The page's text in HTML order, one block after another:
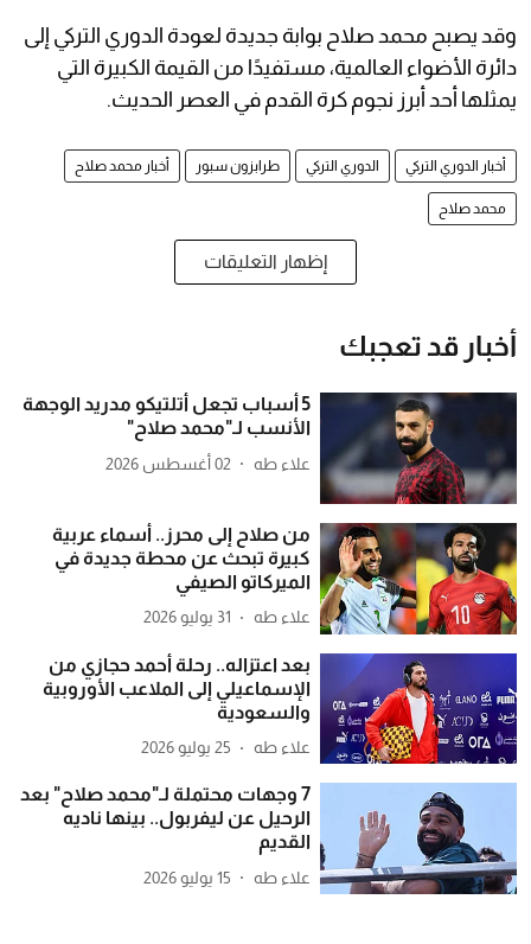
وقد يصبح محمد صلاح بوابة جديدة لعودة الدوري التركي إلى
دائرة الأضواء العالمية، مستفيدًا من القيمة الكبيرة التي
يمثلها أحد أبرز نجوم كرة القدم في العصر الحديث.
أخبار الدوري التركي الدوري التركي طرابزون سبور أخبار محمد صلاح
محمد صلاح
إظهار التعليقات
أخبار قد تعجبك
5 أسباب تجعل أتلتيكو مدريد الوجهة
الأنسب لـ"محمد صلاح"
علاء طه 02 أغسطس 2026
من صلاح إلى محرز.. أسماء عربية
كبيرة تبحث عن محطة جديدة في
الميركاتو الصيفي
علاء طه 31 يوليو 2026
بعد اعتزاله.. رحلة أحمد حجازي من
الإسماعيلي إلى الملاعب الأوروبية
والسعودية
علاء طه 25 يوليو 2026
7 وجهات محتملة لـ"محمد صلاح" بعد
الرحيل عن ليفربول.. بينها ناديه
القديم
علاء طه 15 يوليو 2026